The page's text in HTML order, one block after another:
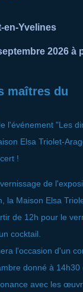
en-Yvelines
2026 à
maîtres du
l'événement "Les
Elsa Triolet-
!
de
la Maison Elsa
de 12h pour le
cocktail.
l'occasion d'un
donné à 14h30
avec les